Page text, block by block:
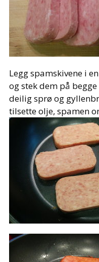
Legg spamskivene i
og stek dem på
deilig sprø og
tilsette olje, spamen